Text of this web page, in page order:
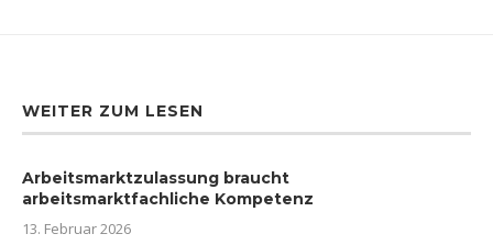
WEITER ZUM LESEN
Arbeitsmarktzulassung braucht
arbeitsmarktfachliche Kompetenz
13. Februar 2026